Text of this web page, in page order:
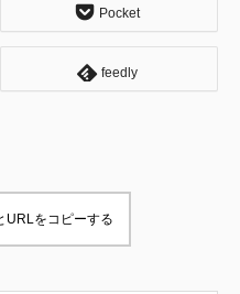
得する。 ↓ 専門学校卒業後は不
する鍼灸院にて修行。 婦人科疾
プローチ、東洋医学的な診察方
では根本的には良くならないこ
妊産婦のお悩みを専門に扱う整
Pocket
feedly
URLをコピーする